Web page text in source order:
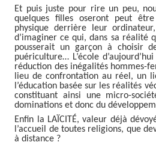
Et puis juste pour rire un peu,
quelques filles oseront peut
physique derrière leur
d’imaginer ce qui, dans sa réalité
pousserait un garçon à choisir
puériculture… L’école
réduction des inégalités hommes-
lieu de confrontation au réel, un
l’éducation basée sur les réalités
constituant ainsi une micro-
dominations et donc du
Enfin la LAÏCITÉ, valeur déjà
l’accueil de toutes religions, que
à distance ?